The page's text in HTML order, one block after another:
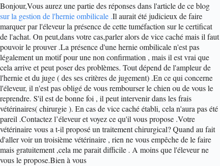
Bonjour,Vous aurez une partie des réponses dans l'article de ce blog
sur la gestion de l'hernie ombilicale .Il aurait été judicieux de faire
marquer par l'éleveur la présence de cette tuméfaction sur le certificat
de l'achat. On peut,dans votre cas,parler alors de vice caché mais il faut
pouvoir le prouver .La présence d'une hernie ombilicale n'est pas
légalement un motif pour une non confirmation , mais il est vrai que
cela arrive et peut poser des problèmes. Tout dépend de l'ampleur de
l'hernie et du juge ( des ses critères de jugement) .En ce qui concerne
l'éleveur, il n'est pas obligé de vous rembourser le chien ou de vous le
reprendre. S'il est de bonne foi , il peut intervenir dans les frais
vétérinaires( chirurgie ). En cas de vice caché établi, cela n'aura pas été
pareil .Contactez l’éleveur et voyez ce qu'il vous propose .Votre
vétérinaire vous a t-il proposé un traitement chirurgical? Quand au fait
d'aller voir un troisième vétérinaire , rien ne vous empêche de le faire
mais gratuitement ,cela me parait difficile . A moins que l'éleveur ne
vous le propose.Bien à vous